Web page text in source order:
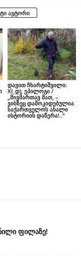
ავტორი
დავით ჩხარტიშვილი:
XI_დ), ეპილოგი /
„მივმართავ მათ, –
ვისზეც დამოკიდებულია
საქართველოს ახალი
ისტორიის დაწერა!..“
ფილაზე!